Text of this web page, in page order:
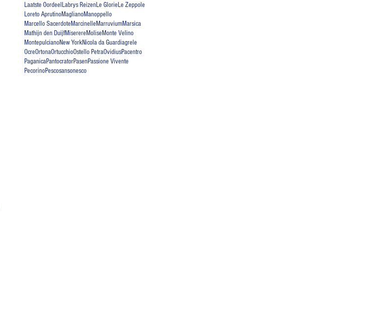
Laatste Oordeel Labrys ReizenLe GlorieLe Zeppole
Loreto AprutinoMaglianoManoppello
Marcello SacerdoteMarcinelleMarruviumMarsica
Mathijn den DuijfMiserereMoliseMonte Velino
MontepulcianoNew YorkNicola da Guardiagrele
OcreOrtonaOrtucchioOstello PetraOvidiusPacentro
PaganicaPantocratorPasenPassione Vivente
PecorinoPescosansonesco